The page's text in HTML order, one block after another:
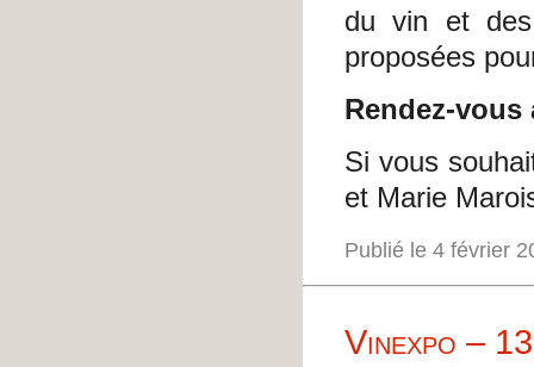
du vin et
proposées
Rendez-vous
Si vous
et Marie
Publié le 4 février
Vinexpo –